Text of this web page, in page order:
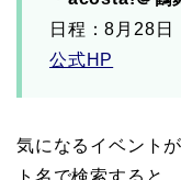
日程：8月28日
公式HP
気になるイベント
ト名で検索すると